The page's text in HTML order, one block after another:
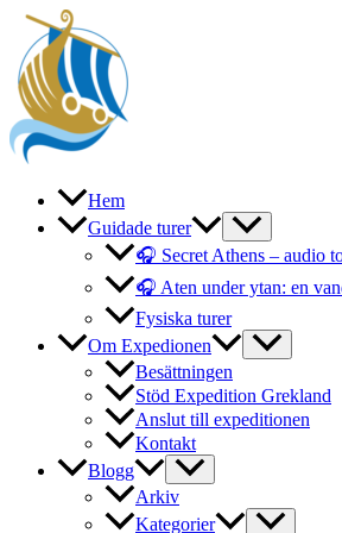
Hoppa
innehåll
Hem
Guidade turer
🎧 Secret Athens – audio
🎧 Aten under ytan: en
Fysiska turer
Om Expedionen
Besättningen
Stöd Expedition Grekland
Anslut till expeditionen
Kontakt
Blogg
Arkiv
Kategorier